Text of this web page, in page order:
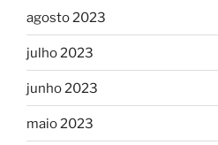
agosto 2023
julho 2023
junho 2023
maio 2023